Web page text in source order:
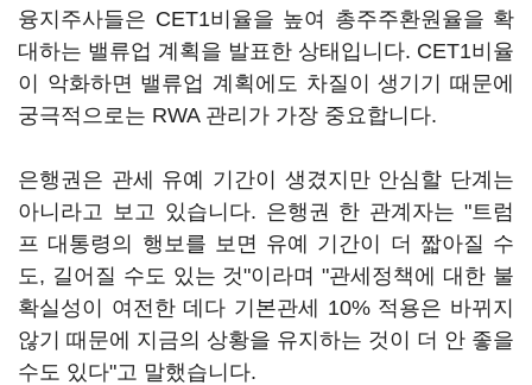
융지주사들은 CET1비율을 높여 총주주환원율을 확
대하는 밸류업 계획을 발표한 상태입니다. CET1비율
이 악화하면 밸류업 계획에도 차질이 생기기 때문에
궁극적으로는 RWA 관리가 가장 중요합니다.
은행권은 관세 유예 기간이 생겼지만 안심할 단계는
아니라고 보고 있습니다. 은행권 한 관계자는 "트럼
프 대통령의 행보를 보면 유예 기간이 더 짧아질 수
도, 길어질 수도 있는 것"이라며 "관세정책에 대한 불
확실성이 여전한 데다 기본관세 10% 적용은 바뀌지
않기 때문에 지금의 상황을 유지하는 것이 더 안 좋을
수도 있다"고 말했습니다.